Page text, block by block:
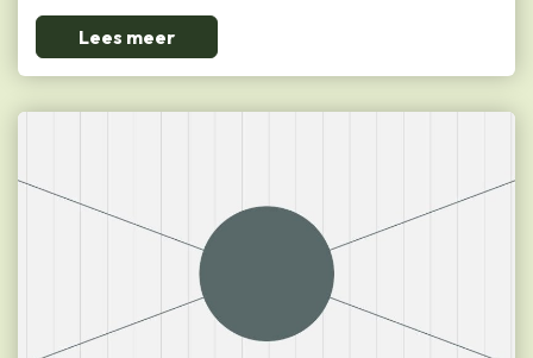
Lees meer